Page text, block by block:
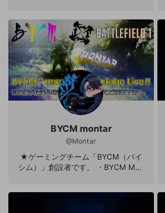
BYCM montar
@Montar
★ゲーミングチーム「BYCM（バイ
シム）」創設者です。 ・BYCM Mon
17